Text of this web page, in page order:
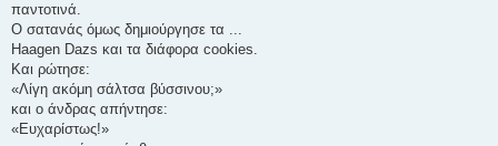
υ
σ
παντοτινά.
Ο σατανάς όμως δημιούργησε τα ...
Haagen Dazs και τα διάφορα cookies.
Και ρώτησε:
«Λίγη ακόμη σάλτσα βύσσινου;»
και ο άνδρας απήντησε:
«Ευχαρίστως!»